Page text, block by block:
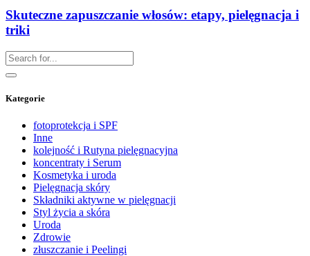
Skuteczne zapuszczanie włosów: etapy, pielęgnacja i
triki
Kategorie
fotoprotekcja i SPF
Inne
kolejność i Rutyna pielęgnacyjna
koncentraty i Serum
Kosmetyka i uroda
Pielęgnacja skóry
Składniki aktywne w pielęgnacji
Styl życia a skóra
Uroda
Zdrowie
złuszczanie i Peelingi